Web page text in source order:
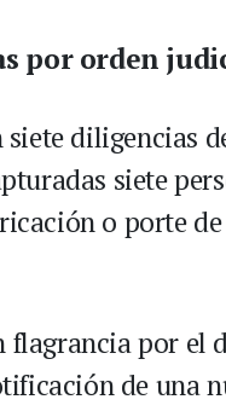
por orden
diligencias
siete
o porte de
flagrancia por el
de una